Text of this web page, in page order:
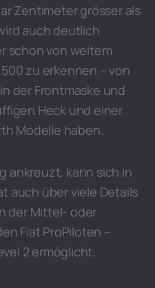
Zentimeter grösser als
auch deutlich
schon von weitem
zu erkennen – von
der Frontmaske und
Heck und einer
Modelle haben.
ankreuzt, kann sich in
auch über viele Details
der Mittel- oder
Fiat ProPiloten –
2 ermöglicht.